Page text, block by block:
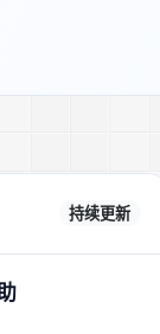
持续更新